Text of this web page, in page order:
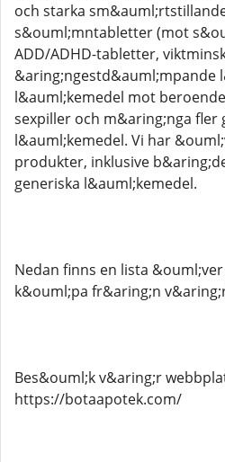
och starka
s&ouml;mntabletter (mot
ADD/ADHD-tabletter,
&aring;ngestd&auml;mpande
l&auml;kemedel mot
sexpiller och m&aring;nga fler
l&auml;kemedel. Vi har
produkter, inklusive
generiska l&auml;kemedel.
Nedan finns en lista
k&ouml;pa fr&aring;n
Bes&ouml;k v&aring;r
https://botaapotek.com/